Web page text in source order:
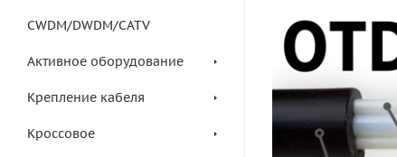
CWDM/DWDM/CATV
Активное оборудование
Крепление кабеля
Кроссовое